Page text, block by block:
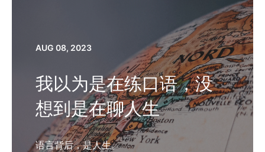
AUG 08, 2023
我以为是在练口语，没
想到是在聊人生
语言背后，是人生。